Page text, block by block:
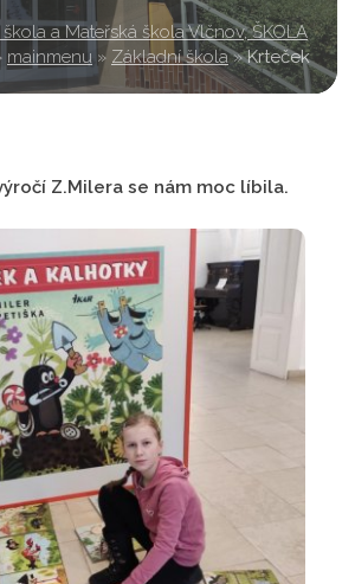
a Mateřská škola Vlčnov, ŠKOLA
mainmenu » Základní škola » Krteček
Z.Milera se nám moc líbila.